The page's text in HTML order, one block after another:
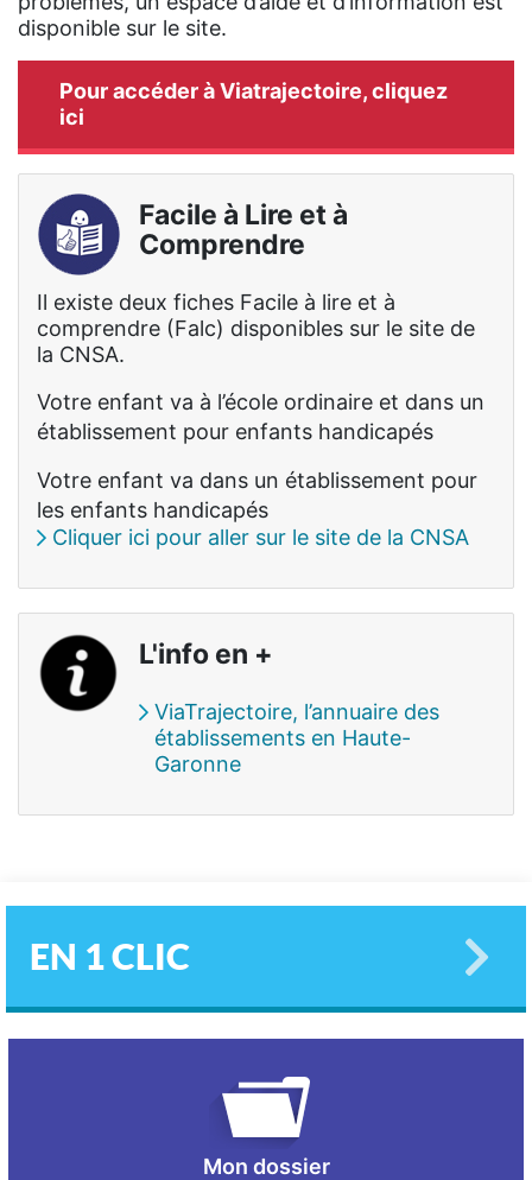
disponible sur le site.
Pour accéder à Viatrajectoire, cliquez
ici
Facile à Lire et à
Comprendre
Il existe deux fiches Facile à lire et à
comprendre (Falc) disponibles sur le site de
la CNSA.
Votre enfant va à l’école ordinaire et dans un
établissement pour enfants handicapés
Votre enfant va dans un établissement pour
les enfants handicapés
Cliquer ici pour aller sur le site de la CNSA
L'info en +
ViaTrajectoire, l’annuaire des
établissements en Haute-
Garonne
EN 1 CLIC
Mon dossier